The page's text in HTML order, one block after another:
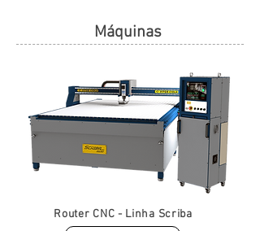
Máquinas
Router CNC - Linha Scriba